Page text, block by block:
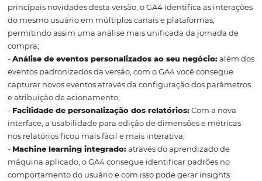
Amostragem
No Universal Analytics, os relatórios padrão são sempre
amostragem. No entanto, a amostragem ocorre se você
dimensões secundárias, segmentos ou outras consultas
conjunto de dados.
No Google Analytics 4, os relatórios padrão são sempre
amostragem, mesmo se você aplicar dimensões
filtros ou outras modificações de relatório.